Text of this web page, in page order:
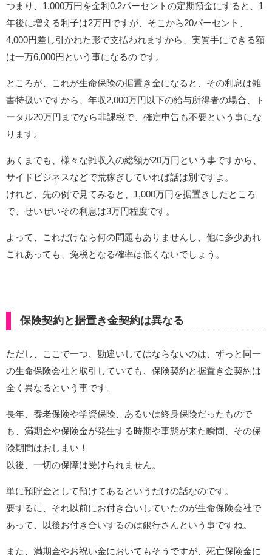
つまり、1,000万円を金利0.2パーセントの定期預金にすると、1
年後に増える利子は2万円ですが、そこから20パーセント、
4,000円差し引かれた形で支払われますから、実質手にできる額
は一万6,000円という事になるのです。
ところが、これが生命保険の据置き金になると、その利息は雑
書特扱いですから、年収2,000万円以下の給与所得者の場合、ト
ータル20万円までなら非課税で、確定申告も不要という事にな
ります。
あくまでも、様々な雑収入の総額が20万円という事ですから、
サイドビジネスなどで荒稼ぎしていれば話は別ですよ。
けれど、先の例で見てみると、1,000万円を据置きしたところ
で、せいぜいその利息は3万円程度です。
よって、これだけなら何の問題もありませんし、他に多少あれ
これあっても、免税となる確率は低くないでしょう。
保険契約と据置き金契約は異なる
ただし、ここで一つ、勘違いしてはならないのは、ずっと同一
の生命保険会社と取引していても、保険契約と据置き金契約は
全く異なるという事です。
長年、養老保険や学資保険、あるいは終身保険だったもので
も、満期金や保険金が発生する時期や事態が来た瞬間、その保
険期間はおしまい！
以後、一切の保障は受けられません。
単に預貯金として預けてあるというだけの話なのです。
要するに、それ以前にお付き合いしていたのが生命保険会社で
あって、以後お付き合いするのは銀行さんという事ですね。
また、満期金やお祝い金においてもそうですが、死亡保険金に